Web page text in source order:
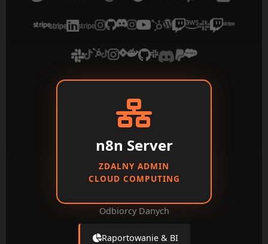
n8n Server
ZDALNY ADMIN
CLOUD COMPUTING
Odbiorcy Danych
Raportowanie & BI